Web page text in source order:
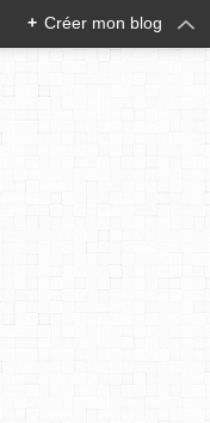
+ Créer mon blog